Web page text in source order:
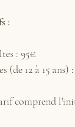
:
: 95€
(de 12 à 15 ans)
comprend